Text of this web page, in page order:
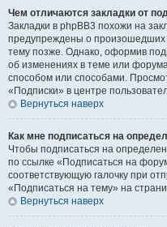
Чем отличаются закладки от
Закладки в phpBB3 похожи на
предупреждены о произошедших
тему позже. Однако, оформив
об изменениях в теме или
способом или способами.
«Подписки» в центре
Вернуться наверх
Как мне подписаться на
Чтобы подписаться на
по ссылке «Подписаться на
соответствующую галочку при
«Подписаться на тему» на
Вернуться наверх